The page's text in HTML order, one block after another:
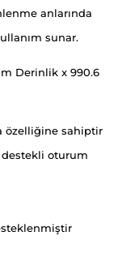
anlarında
sunar.
Derinlik x 990.6
özelliğine sahiptir
destekli oturum